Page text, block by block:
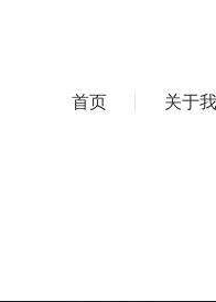
首页 关于